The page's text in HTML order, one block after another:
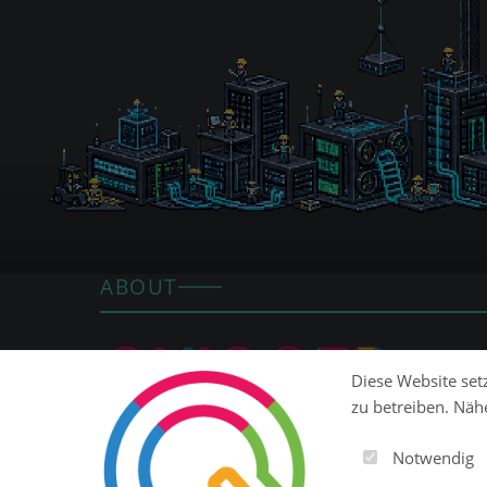
ABOUT
Ob Website, SaaS-Plattform, E-Commerce oder ERP:
modulare Open-Source-Plattform, mit der du
Diese Website
zu betreiben.
Notwendig